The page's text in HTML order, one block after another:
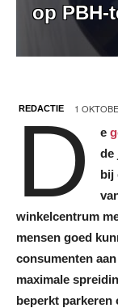
op PBH-
REDACTIE 1
D e
de
bij
winkelcentrum
mensen goed
consumenten
maximale
beperkt parkeren